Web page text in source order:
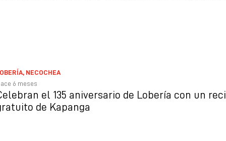
, NECOCHEA
6 meses
el 135 aniversario de Lobería con un
de Kapanga